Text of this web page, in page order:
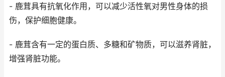
- 鹿茸具有抗氧化作用，可以减少活性氧对男性身体的损
伤，保护细胞健康。
- 鹿茸含有一定的蛋白质、多糖和矿物质，可以滋养肾脏，
增强肾脏功能。